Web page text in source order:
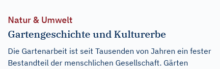
Natur & Umwelt
Gartengeschichte und Kulturerbe
Die Gartenarbeit ist seit Tausenden von Jahren ein fester
Bestandteil der menschlichen Gesellschaft. Gärten